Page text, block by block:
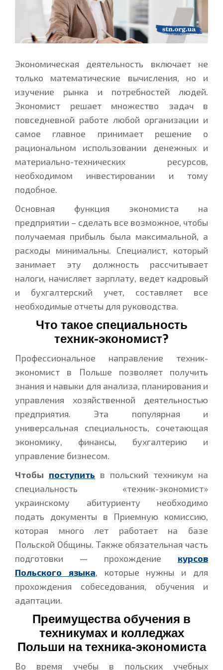
Экономическая деятельность включает не
только математические вычисления, но и
изучение рынка и потребностей людей.
Экономист решает множество задач в
повседневной работе любой организации и
самое главное принимает решение о
рациональном использовании денежных и
материально-технических ресурсов,
необходимом инвестировании и тому
подобное.
Основная функция экономиста на
предприятии – сделать все возможное, чтобы
получаемая прибыль была максимальной, а
расходы минимальны. Специалист, который
занимает эту должность рассчитывает
налоги, начисляет зарплату, ведет кадровый
и бухгалтерский учет, составляет все
необходимые отчеты для руководства.
Что такое специальность
техник-экономист?
Профессиональное направление техник-
экономист в Польше позволяет получить
знания и навыки для анализа, планирования и
управления хозяйственной деятельностью
предприятия. Эта популярная и
универсальная специальность, сочетающая
экономику, финансы, бухгалтерию и
управление бизнесом.
Чтобы поступить в польский техникум на
специальность «техник-экономист»
украинскому абитуриенту необходимо
подать документы в Приемную комиссию,
которая много лет работает на базе
Польской Общины. Также обязательная часть
подготовки — прохождение курсов
Польского языка, которые нужны и для
прохождения собеседования, обучения и
адаптации.
Преимущества обучения в
техникумах и колледжах
Польши на техника-экономиста
Во время учебы в польских учебных